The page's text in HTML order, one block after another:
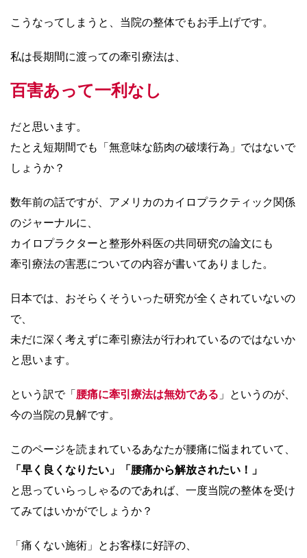
こうなってしまうと、当院の整体でもお手上げです。
私は長期間に渡っての牽引療法は、
百害あって一利なし
だと思います。
たとえ短期間でも「無意味な筋肉の破壊行為」ではないで
しょうか？
数年前の話ですが、アメリカのカイロプラクティック関係
のジャーナルに、
カイロプラクターと整形外科医の共同研究の論文にも
牽引療法の害悪についての内容が書いてありました。
日本では、おそらくそういった研究が全くされていないの
で、
未だに深く考えずに牽引療法が行われているのではないか
と思います。
という訳で「腰痛に牽引療法は無効である 」というのが、
今の当院の見解です。
このページを読まれているあなたが腰痛に悩まれていて、
「早く良くなりたい」「腰痛から解放されたい！」
と思っていらっしゃるのであれば、一度当院の整体を受け
てみてはいかがでしょうか？
「痛くない施術」とお客様に好評の、